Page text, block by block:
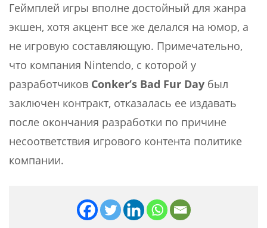
Геймплей игры вполне достойный для жанра
экшен, хотя акцент все же делался на юмор, а
не игровую составляющую. Примечательно,
что компания Nintendo, с которой у
разработчиков Conker’s Bad Fur Day был
заключен контракт, отказалась ее издавать
после окончания разработки по причине
несоответствия игрового контента политике
компании.